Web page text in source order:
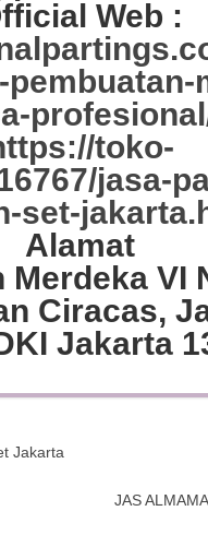
Web :
toko-
jasa-
set-
Alamat
Merdeka VI
Ciracas,
Jakarta
Jakarta
JAS